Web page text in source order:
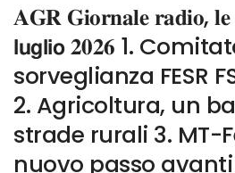
𝐀𝐆𝐑 𝐆𝐢𝐨𝐫𝐧𝐚𝐥𝐞 𝐫𝐚𝐝𝐢𝐨, 𝐥𝐞
𝗹𝘂𝗴𝗹𝗶𝗼 𝟐𝟎𝟐𝟔 1.
sorveglianza FESR
2. Agricoltura, un
strade rurali 3. MT-
nuovo passo